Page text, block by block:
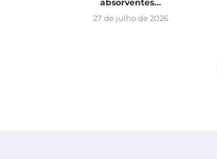
absorventes...
27 de julho de 2026